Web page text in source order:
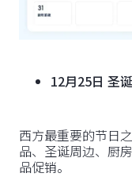
12月25日 圣
西方最重要的节日
品、圣诞周边、厨
品促销。